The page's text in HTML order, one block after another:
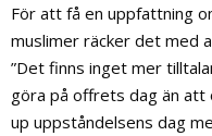
För att få en uppfattning
muslimer räcker det med
”Det finns inget mer
göra på offrets dag än
up uppståndelsens dag